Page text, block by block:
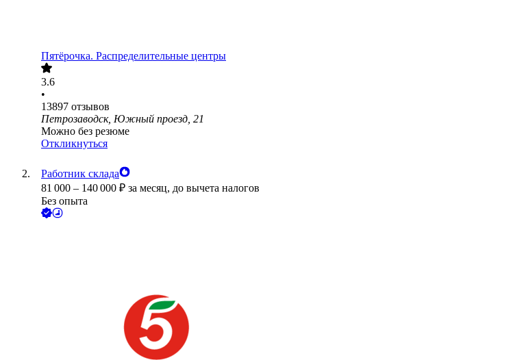
Пятёрочка. Распределительные центры
3.6
•
13897 отзывов
Петрозаводск, Южный проезд, 21
Можно без резюме
Откликнуться
Работник склада
81 000 – 140 000 ₽ за месяц, до вычета налогов
Без опыта